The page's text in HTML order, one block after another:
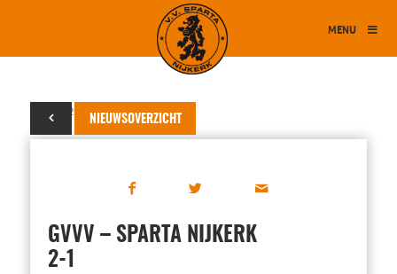
MENU
NIEUWSOVERZICHT
31 juli 2019
GVVV – SPARTA NIJKERK
2-1